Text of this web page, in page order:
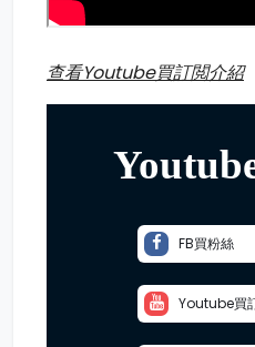
查看Youtube買訂閲介紹
FB買粉絲
Youtube買